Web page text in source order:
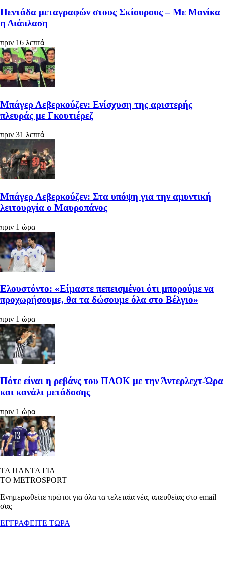
Πεντάδα μεταγραφών στους Σκίουρους – Με Μανίκα
η Διάπλαση
πριν 16 λεπτά
Μπάγερ Λεβερκούζεν: Ενίσχυση της αριστερής
πλευράς με Γκουτιέρεζ
πριν 31 λεπτά
Μπάγερ Λεβερκούζεν: Στα υπόψη για την αμυντική
λειτουργία ο Μαυροπάνος
πριν 1 ώρα
Ελουστόντο: «Είμαστε πεπεισμένοι ότι μπορούμε να
προχωρήσουμε, θα τα δώσουμε όλα στο Βέλγιο»
πριν 1 ώρα
Πότε είναι η ρεβάνς του ΠΑΟΚ με την Άντερλεχτ-Ώρα
και κανάλι μετάδοσης
πριν 1 ώρα
ΤΑ ΠΑΝΤΑ ΓΙΑ
ΤΟ METROSPORT
Ενημερωθείτε πρώτοι για όλα τα τελεταία νέα, απευθείας στο email
σας
ΕΓΓΡΑΦΕΙΤΕ ΤΩΡΑ